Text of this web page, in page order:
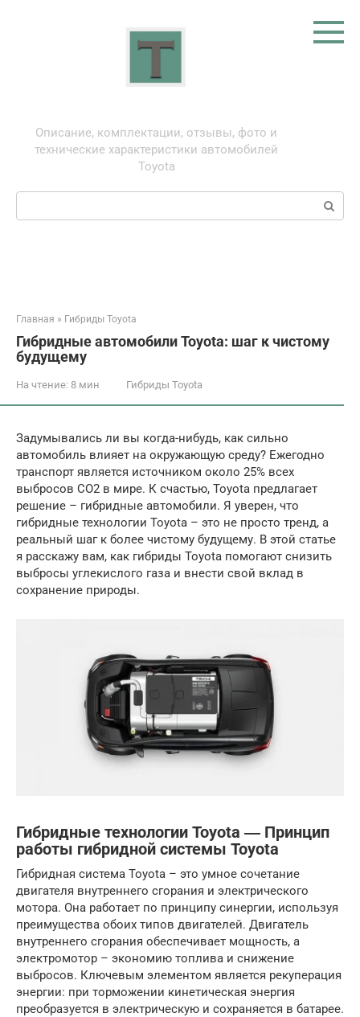
Описание, комплектации, отзывы, фото и
технические характеристики автомобилей
Toyota
Поиск:
Главная » Гибриды Toyota
Гибридные автомобили Toyota: шаг к чистому
будущему
На чтение: 8 мин Гибриды Toyota
Задумывались ли вы когда-нибудь, как сильно
автомобиль влияет на окружающую среду? Ежегодно
транспорт является источником около 25% всех
выбросов CO2 в мире. К счастью, Toyota предлагает
решение – гибридные автомобили. Я уверен, что
гибридные технологии Toyota – это не просто тренд, а
реальный шаг к более чистому будущему. В этой статье
я расскажу вам, как гибриды Toyota помогают снизить
выбросы углекислого газа и внести свой вклад в
сохранение природы.
Гибридные технологии Toyota ― Принцип
работы гибридной системы Toyota
Гибридная система Toyota – это умное сочетание
двигателя внутреннего сгорания и электрического
мотора. Она работает по принципу синергии, используя
преимущества обоих типов двигателей. Двигатель
внутреннего сгорания обеспечивает мощность, а
электромотор – экономию топлива и снижение
выбросов. Ключевым элементом является рекуперация
энергии: при торможении кинетическая энергия
преобразуется в электрическую и сохраняется в батарее.